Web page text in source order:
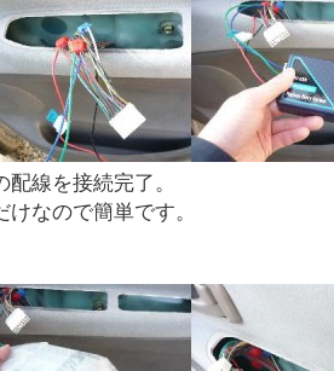
配線を接続完了。
けなので簡単です。